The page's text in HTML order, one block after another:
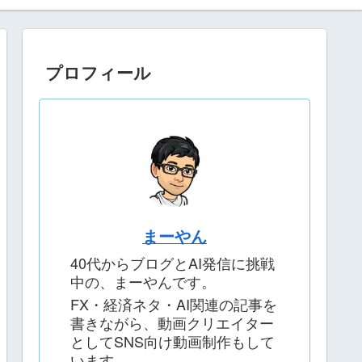
プロフィール
まーやん
40代からブログとAI発信に挑戦
中の、まーやんです。
FX・経済ネタ・AI関連の記事を
書きながら、動画クリエイター
としてSNS向け動画制作もして